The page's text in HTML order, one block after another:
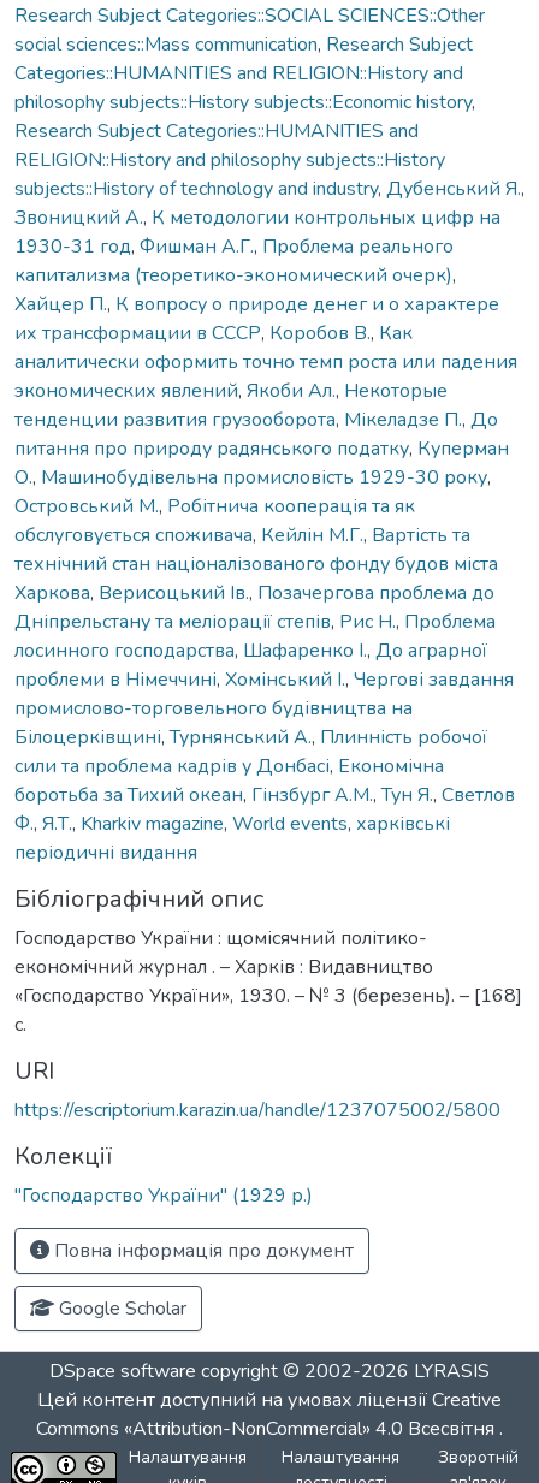
Research Subject Categories::SOCIAL SCIENCES::Other
social sciences::Mass communication, Research Subject
Categories::HUMANITIES and RELIGION::History and
philosophy subjects::History subjects::Economic history,
Research Subject Categories::HUMANITIES and
RELIGION::History and philosophy subjects::History
subjects::History of technology and industry, Дубенський Я.,
Звоницкий А., К методологии контрольных цифр на
1930-31 год, Фишман А.Г., Проблема реального
капитализма (теоретико-экономический очерк),
Хайцер П., К вопросу о природе денег и о характере
их трансформации в СССР, Коробов В., Как
аналитически оформить точно темп роста или падения
экономических явлений, Якоби Ал., Некоторые
тенденции развития грузооборота, Мікеладзе П., До
питання про природу радянського податку, Куперман
О., Машинобудівельна промисловість 1929-30 року,
Островський М., Робітнича кооперація та як
обслуговується споживача, Кейлін М.Г., Вартість та
технічний стан націоналізованого фонду будов міста
Харкова, Верисоцький Ів., Позачергова проблема до
Дніпрельстану та меліорації степів, Рис Н., Проблема
лосинного господарства, Шафаренко І., До аграрної
проблеми в Німеччині, Хомінський І., Чергові завдання
промислово-торговельного будівництва на
Білоцерківщині,Турнянський А., Плинність робочої
сили та проблема кадрів у Донбасі, Економічна
боротьба за Тихий океан, Гінзбург А.М.,Тун Я., Светлов
Ф., Я.Т., Kharkiv magazine, World events, харківські
періодичні видання
Бібліографічний опис
Господарство України : щомісячний політико-
економічний журнал . – Харків : Видавництво
«Господарство України», 1930. – № 3 (березень). – [168]
с.
URI
https://escriptorium.karazin.ua/handle/1237075002/5800
Колекції
"Господарство України" (1929 р.)
Повна інформація про документ
Google Scholar
DSpace software copyright © 2002-2026 LYRASIS
Цей контент доступний на умовах ліцензіїCreative
Commons «Attribution-NonCommercial» 4.0 Всесвітня .
Налаштування
Налаштування
Зворотній